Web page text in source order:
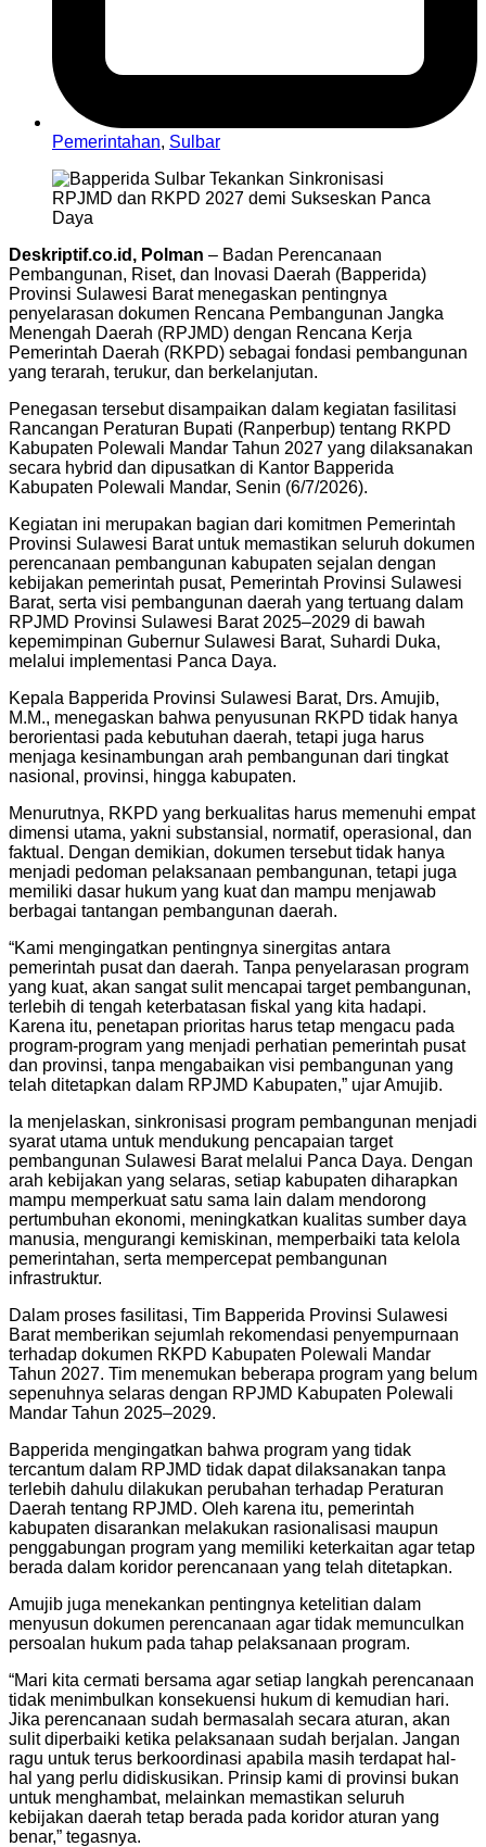
Pemerintahan, Sulbar
Deskriptif.co.id, Polman – Badan Perencanaan
Pembangunan, Riset, dan Inovasi Daerah (Bapperida)
Provinsi Sulawesi Barat menegaskan pentingnya
penyelarasan dokumen Rencana Pembangunan Jangka
Menengah Daerah (RPJMD) dengan Rencana Kerja
Pemerintah Daerah (RKPD) sebagai fondasi pembangunan
yang terarah, terukur, dan berkelanjutan.
Penegasan tersebut disampaikan dalam kegiatan fasilitasi
Rancangan Peraturan Bupati (Ranperbup) tentang RKPD
Kabupaten Polewali Mandar Tahun 2027 yang dilaksanakan
secara hybrid dan dipusatkan di Kantor Bapperida
Kabupaten Polewali Mandar, Senin (6/7/2026).
Kegiatan ini merupakan bagian dari komitmen Pemerintah
Provinsi Sulawesi Barat untuk memastikan seluruh dokumen
perencanaan pembangunan kabupaten sejalan dengan
kebijakan pemerintah pusat, Pemerintah Provinsi Sulawesi
Barat, serta visi pembangunan daerah yang tertuang dalam
RPJMD Provinsi Sulawesi Barat 2025–2029 di bawah
kepemimpinan Gubernur Sulawesi Barat, Suhardi Duka,
melalui implementasi Panca Daya.
Kepala Bapperida Provinsi Sulawesi Barat, Drs. Amujib,
M.M., menegaskan bahwa penyusunan RKPD tidak hanya
berorientasi pada kebutuhan daerah, tetapi juga harus
menjaga kesinambungan arah pembangunan dari tingkat
nasional, provinsi, hingga kabupaten.
Menurutnya, RKPD yang berkualitas harus memenuhi empat
dimensi utama, yakni substansial, normatif, operasional, dan
faktual. Dengan demikian, dokumen tersebut tidak hanya
menjadi pedoman pelaksanaan pembangunan, tetapi juga
memiliki dasar hukum yang kuat dan mampu menjawab
berbagai tantangan pembangunan daerah.
“Kami mengingatkan pentingnya sinergitas antara
pemerintah pusat dan daerah. Tanpa penyelarasan program
yang kuat, akan sangat sulit mencapai target pembangunan,
terlebih di tengah keterbatasan fiskal yang kita hadapi.
Karena itu, penetapan prioritas harus tetap mengacu pada
program-program yang menjadi perhatian pemerintah pusat
dan provinsi, tanpa mengabaikan visi pembangunan yang
telah ditetapkan dalam RPJMD Kabupaten,” ujar Amujib.
Ia menjelaskan, sinkronisasi program pembangunan menjadi
syarat utama untuk mendukung pencapaian target
pembangunan Sulawesi Barat melalui Panca Daya. Dengan
arah kebijakan yang selaras, setiap kabupaten diharapkan
mampu memperkuat satu sama lain dalam mendorong
pertumbuhan ekonomi, meningkatkan kualitas sumber daya
manusia, mengurangi kemiskinan, memperbaiki tata kelola
pemerintahan, serta mempercepat pembangunan
infrastruktur.
Dalam proses fasilitasi, Tim Bapperida Provinsi Sulawesi
Barat memberikan sejumlah rekomendasi penyempurnaan
terhadap dokumen RKPD Kabupaten Polewali Mandar
Tahun 2027. Tim menemukan beberapa program yang belum
sepenuhnya selaras dengan RPJMD Kabupaten Polewali
Mandar Tahun 2025–2029.
Bapperida mengingatkan bahwa program yang tidak
tercantum dalam RPJMD tidak dapat dilaksanakan tanpa
terlebih dahulu dilakukan perubahan terhadap Peraturan
Daerah tentang RPJMD. Oleh karena itu, pemerintah
kabupaten disarankan melakukan rasionalisasi maupun
penggabungan program yang memiliki keterkaitan agar tetap
berada dalam koridor perencanaan yang telah ditetapkan.
Amujib juga menekankan pentingnya ketelitian dalam
menyusun dokumen perencanaan agar tidak memunculkan
persoalan hukum pada tahap pelaksanaan program.
“Mari kita cermati bersama agar setiap langkah perencanaan
tidak menimbulkan konsekuensi hukum di kemudian hari.
Jika perencanaan sudah bermasalah secara aturan, akan
sulit diperbaiki ketika pelaksanaan sudah berjalan. Jangan
ragu untuk terus berkoordinasi apabila masih terdapat hal-
hal yang perlu didiskusikan. Prinsip kami di provinsi bukan
untuk menghambat, melainkan memastikan seluruh
kebijakan daerah tetap berada pada koridor aturan yang
benar,” tegasnya.